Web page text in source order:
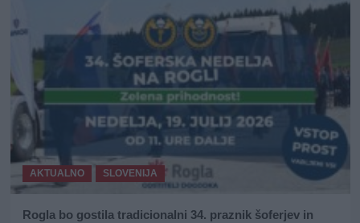
AKTUALNO SLOVENIJA
Rogla bo gostila tradicionalni 34. praznik šoferjev in